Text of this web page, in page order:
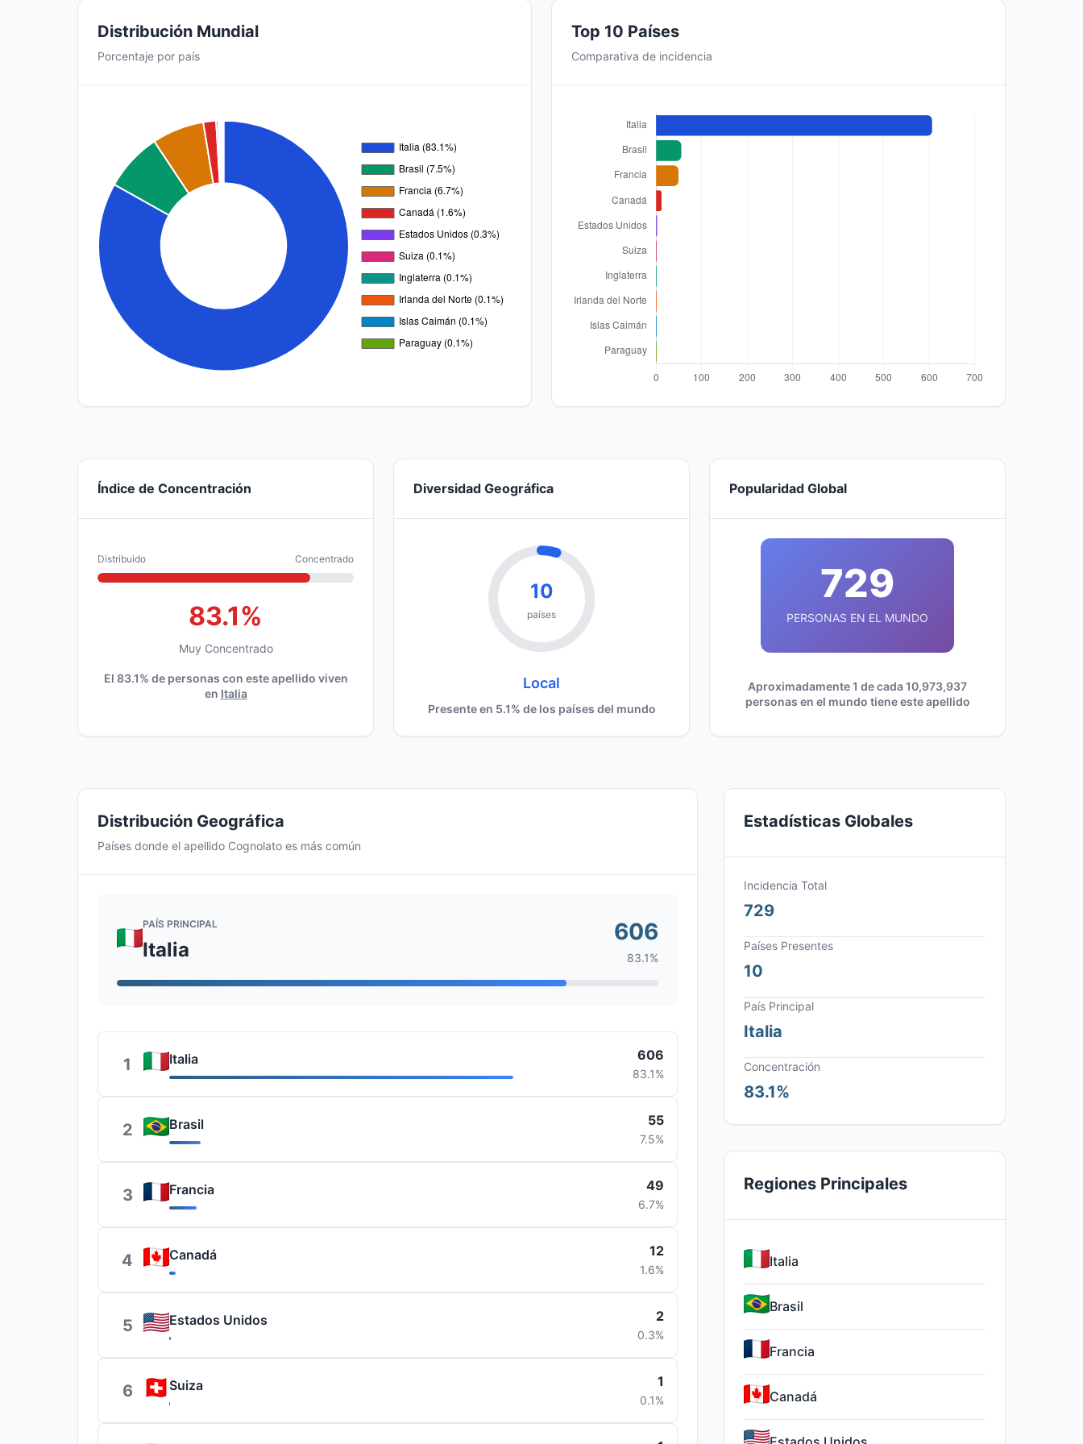
Distribución Mundial
Porcentaje por país
Top 10 Países
Comparativa de incidencia
Índice de Concentración
Distribuido Concentrado
83.1%
Muy Concentrado
El 83.1% de personas con este apellido viven
en Italia
Diversidad Geográfica
10
países
Local
Presente en 5.1% de los países del mundo
Popularidad Global
729
PERSONAS EN EL MUNDO
Aproximadamente 1 de cada 10,973,937
personas en el mundo tiene este apellido
Distribución Geográfica
Países donde el apellido Cognolato es más común
PAÍS PRINCIPAL
Italia
606
83.1%
1 Italia 606
83.1%
2 Brasil 55
7.5%
3 Francia 49
6.7%
4 Canadá 12
1.6%
5 Estados Unidos 2
0.3%
6 Suiza 1
0.1%
Estadísticas Globales
Incidencia Total
729
Países Presentes
10
País Principal
Italia
Concentración
83.1%
Regiones Principales
Italia
Brasil
Francia
Canadá